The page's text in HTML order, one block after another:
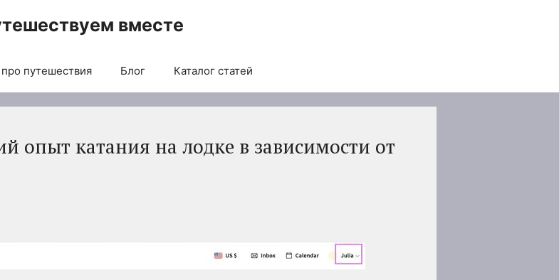
вместе
путешествия Блог Каталог статей
опыт катания на лодке в зависимости от